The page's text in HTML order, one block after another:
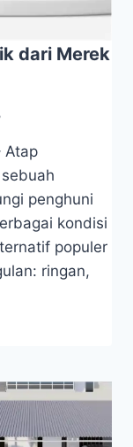
dari Merek
Atap
penghuni
kondisi
populer
ringan,